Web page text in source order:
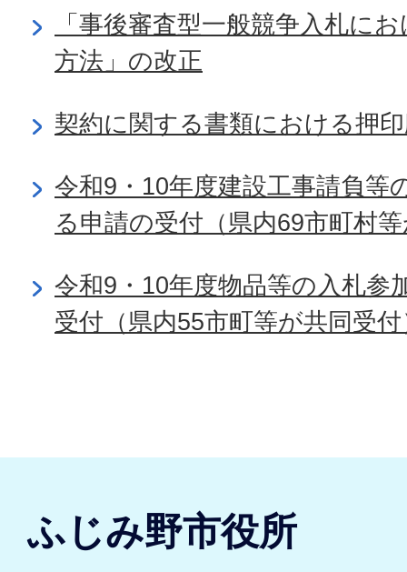
「事後審査型一般競争入札に
方法」の改正
契約に関する書類における押
令和9・10年度建設工事請負等
る申請の受付（県内69市町村
令和9・10年度物品等の入札参
受付（県内55市町等が共同受付
ふじみ野市役所